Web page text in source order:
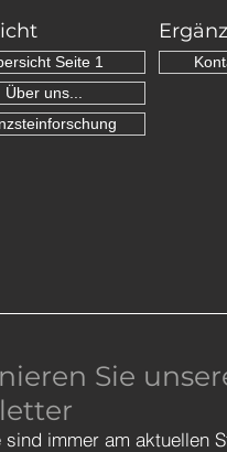
Seite 1
Über uns...
Sie
sind immer am aktuellen